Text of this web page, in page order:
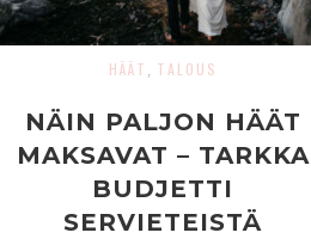
HÄÄT , TALOUS
NÄIN PALJON HÄÄT
MAKSAVAT – TARKKA
BUDJETTI
SERVIETEISTÄ